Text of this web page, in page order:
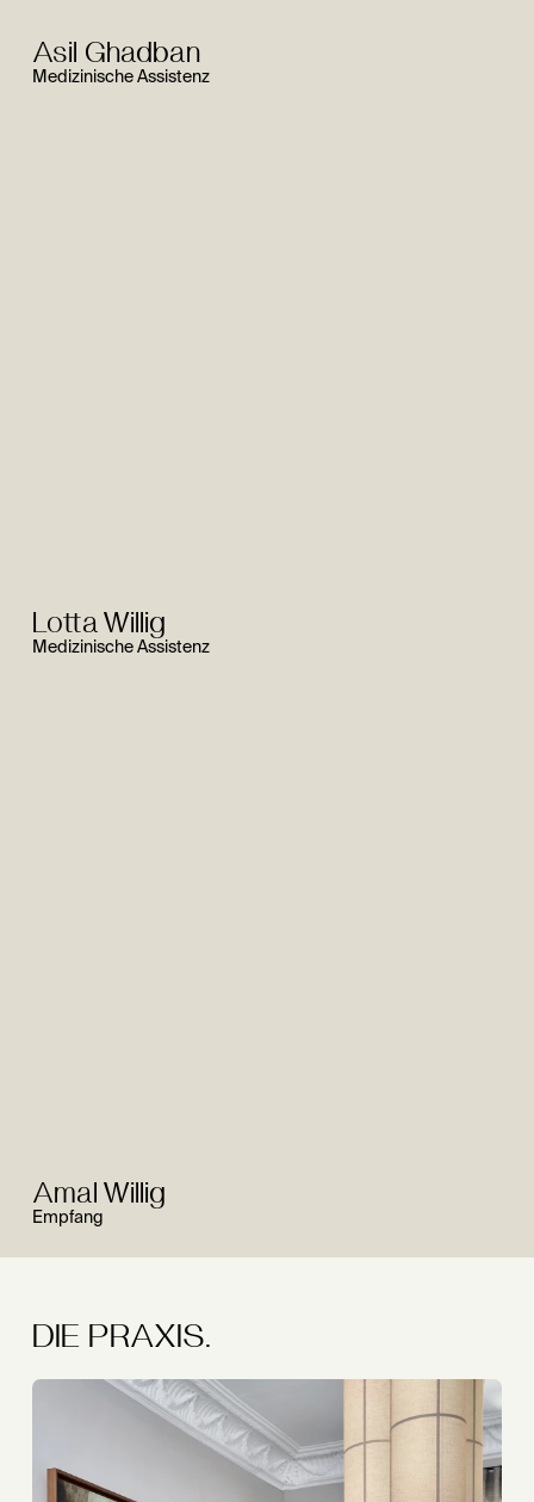
Asil Ghadban
Medizinische Assistenz
Lotta Willig
Medizinische Assistenz
Amal Willig
Empfang
DIE PRAXIS.